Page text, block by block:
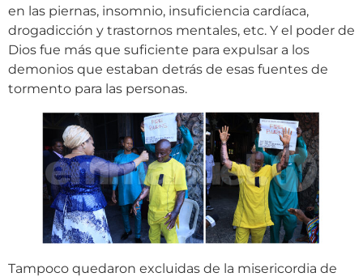
en las piernas, insomnio, insuficiencia cardíaca,
drogadicción y trastornos mentales, etc. Y el poder de
Dios fue más que suficiente para expulsar a los
demonios que estaban detrás de esas fuentes de
tormento para las personas.
Tampoco quedaron excluidas de la misericordia de